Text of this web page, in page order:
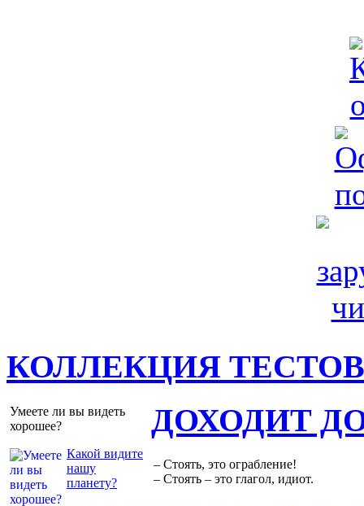
КОЛЛЕКЦИЯ ТЕСТОВ
Умеете ли вы видеть
хорошее?
Какой видите
нашу
планету?
ДОХОДИТ
– Стоять, это ограбление!
– Стоять – это глагол, идиот.